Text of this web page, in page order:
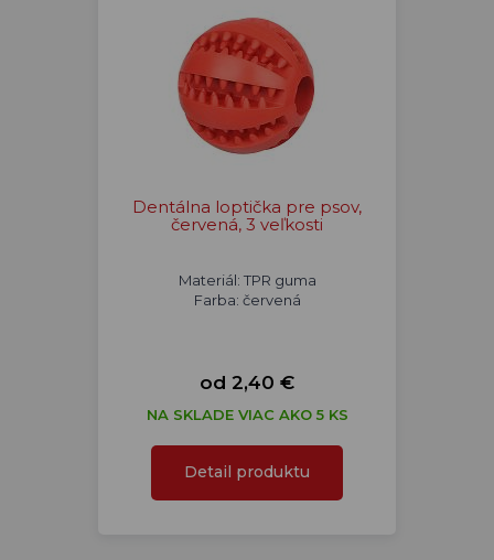
Dentálna loptička pre psov,
červená, 3 veľkosti
Materiál: TPR guma
Farba: červená
od 2,40 €
NA SKLADE VIAC AKO 5 KS
Detail produktu